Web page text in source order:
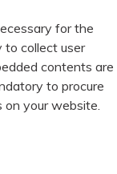
for the
to collect user
contents are
to procure
on your website.